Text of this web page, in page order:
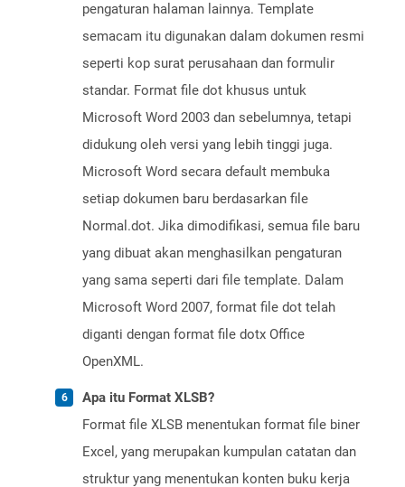
pengaturan halaman lainnya. Template
semacam itu digunakan dalam dokumen resmi
seperti kop surat perusahaan dan formulir
standar. Format file dot khusus untuk
Microsoft Word 2003 dan sebelumnya, tetapi
didukung oleh versi yang lebih tinggi juga.
Microsoft Word secara default membuka
setiap dokumen baru berdasarkan file
Normal.dot. Jika dimodifikasi, semua file baru
yang dibuat akan menghasilkan pengaturan
yang sama seperti dari file template. Dalam
Microsoft Word 2007, format file dot telah
diganti dengan format file dotx Office
OpenXML.
Apa itu Format XLSB?
Format file XLSB menentukan format file biner
Excel, yang merupakan kumpulan catatan dan
struktur yang menentukan konten buku kerja